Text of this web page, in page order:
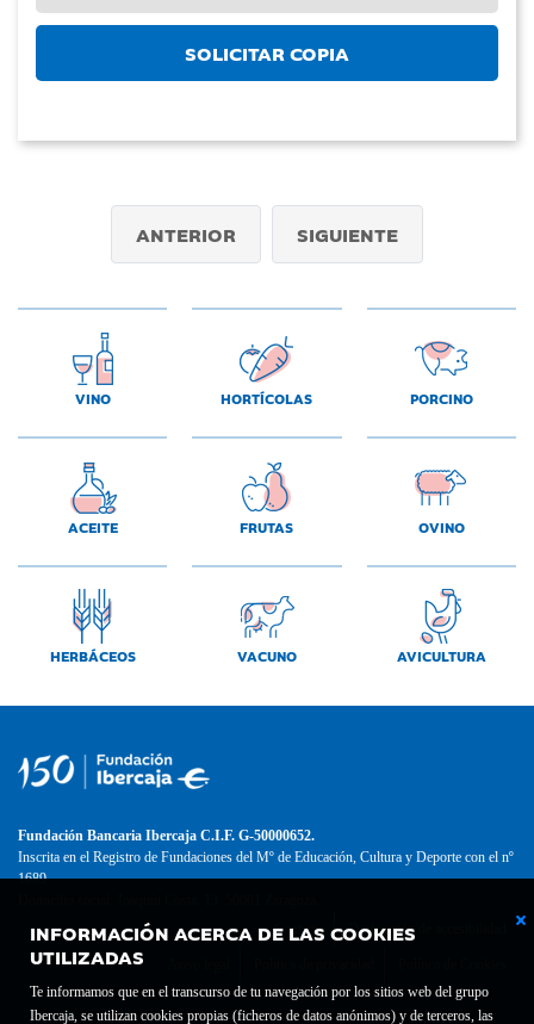
INFORMACIÓN ACERCA DE LAS COOKIES
UTILIZADAS
Te informamos que en el transcurso de tu navegación por los sitios web del grupo
Ibercaja, se utilizan cookies propias (ficheros de datos anónimos) y de terceros, las
SOLICITAR COPIA
ANTERIOR SIGUIENTE
VINO HORTÍCOLAS PORCINO
ACEITE FRUTAS OVINO
HERBÁCEOS VACUNO AVICULTURA
Fundación Bancaria Ibercaja C.I.F. G-50000652.
Inscrita en el Registro de Fundaciones del Mº de Educación, Cultura y Deporte con el nº
1689.
Contacto
Declaración de accesibilidad